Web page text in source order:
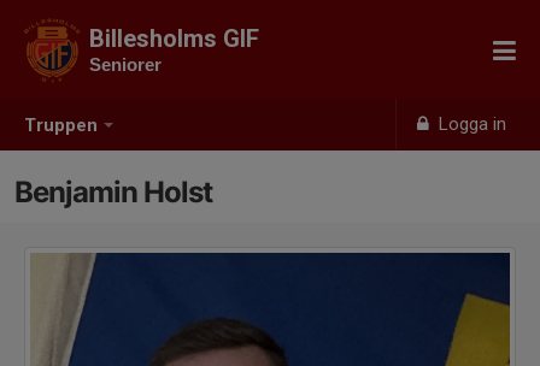
Truppen Logga in
Billesholms GIF
Seniorer
Benjamin Holst